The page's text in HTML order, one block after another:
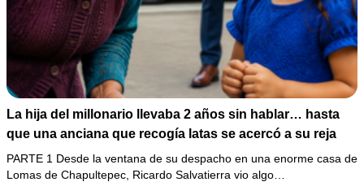
La hija del millonario llevaba 2 años sin hablar… hasta
que una anciana que recogía latas se acercó a su reja
PARTE 1 Desde la ventana de su despacho en una enorme casa de
Lomas de Chapultepec, Ricardo Salvatierra vio algo…